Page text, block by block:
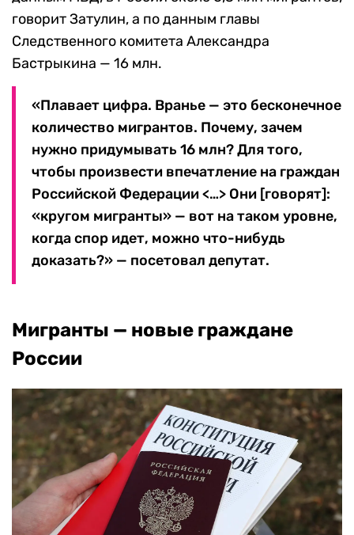
говорит Затулин, а по данным главы
Следственного комитета Александра
Бастрыкина — 16 млн.
«Плавает цифра. Вранье — это бесконечное
количество мигрантов. Почему, зачем
нужно придумывать 16 млн? Для того,
чтобы произвести впечатление на граждан
Российской Федерации <…> Они [говорят]:
«кругом мигранты» — вот на таком уровне,
когда спор идет, можно что-нибудь
доказать?» — посетовал депутат.
Мигранты — новые граждане
России